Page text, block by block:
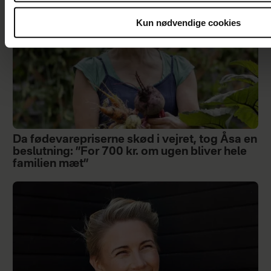
Kun nødvendige cookies
Da fødevarepriserne skød i vejret, tog Åsa en
beslutning: ”For 700 kr. om ugen bliver hele
familien mæt”